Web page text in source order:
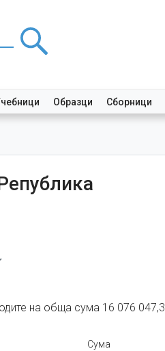
Образци Сборници
на обща сума 16 076 047,3
Сума